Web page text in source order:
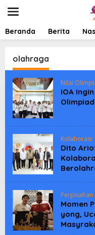
t
Beranda Berita
olahraga
Nilai
IOA
Kolaborasi
Dito
Perpisahan
Momen
yong,